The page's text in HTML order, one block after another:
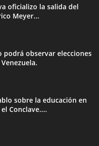
oficializo la salida del
Meyer...
podrá observar elecciones
sobre la educación en
Conclave....